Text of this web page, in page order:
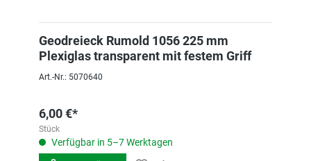
Geodreieck Rumold 1056 225 mm
Plexiglas transparent mit festem Griff
Art.-Nr.: 5070640
6,00 €*
Stück
Verfügbar in 5–7 Werktagen